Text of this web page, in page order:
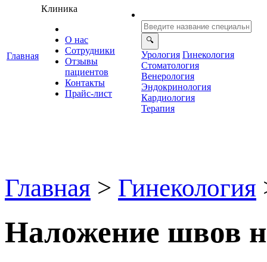
Главная
Клиника
О нас
Сотрудники
Отзывы
ациенто
Контакты
Прайс-лист
Урология Гинекология
Стоматология
енерология
Эндокринология
Кардиология
Терапия
Главная > Гинекология
Наложение швов